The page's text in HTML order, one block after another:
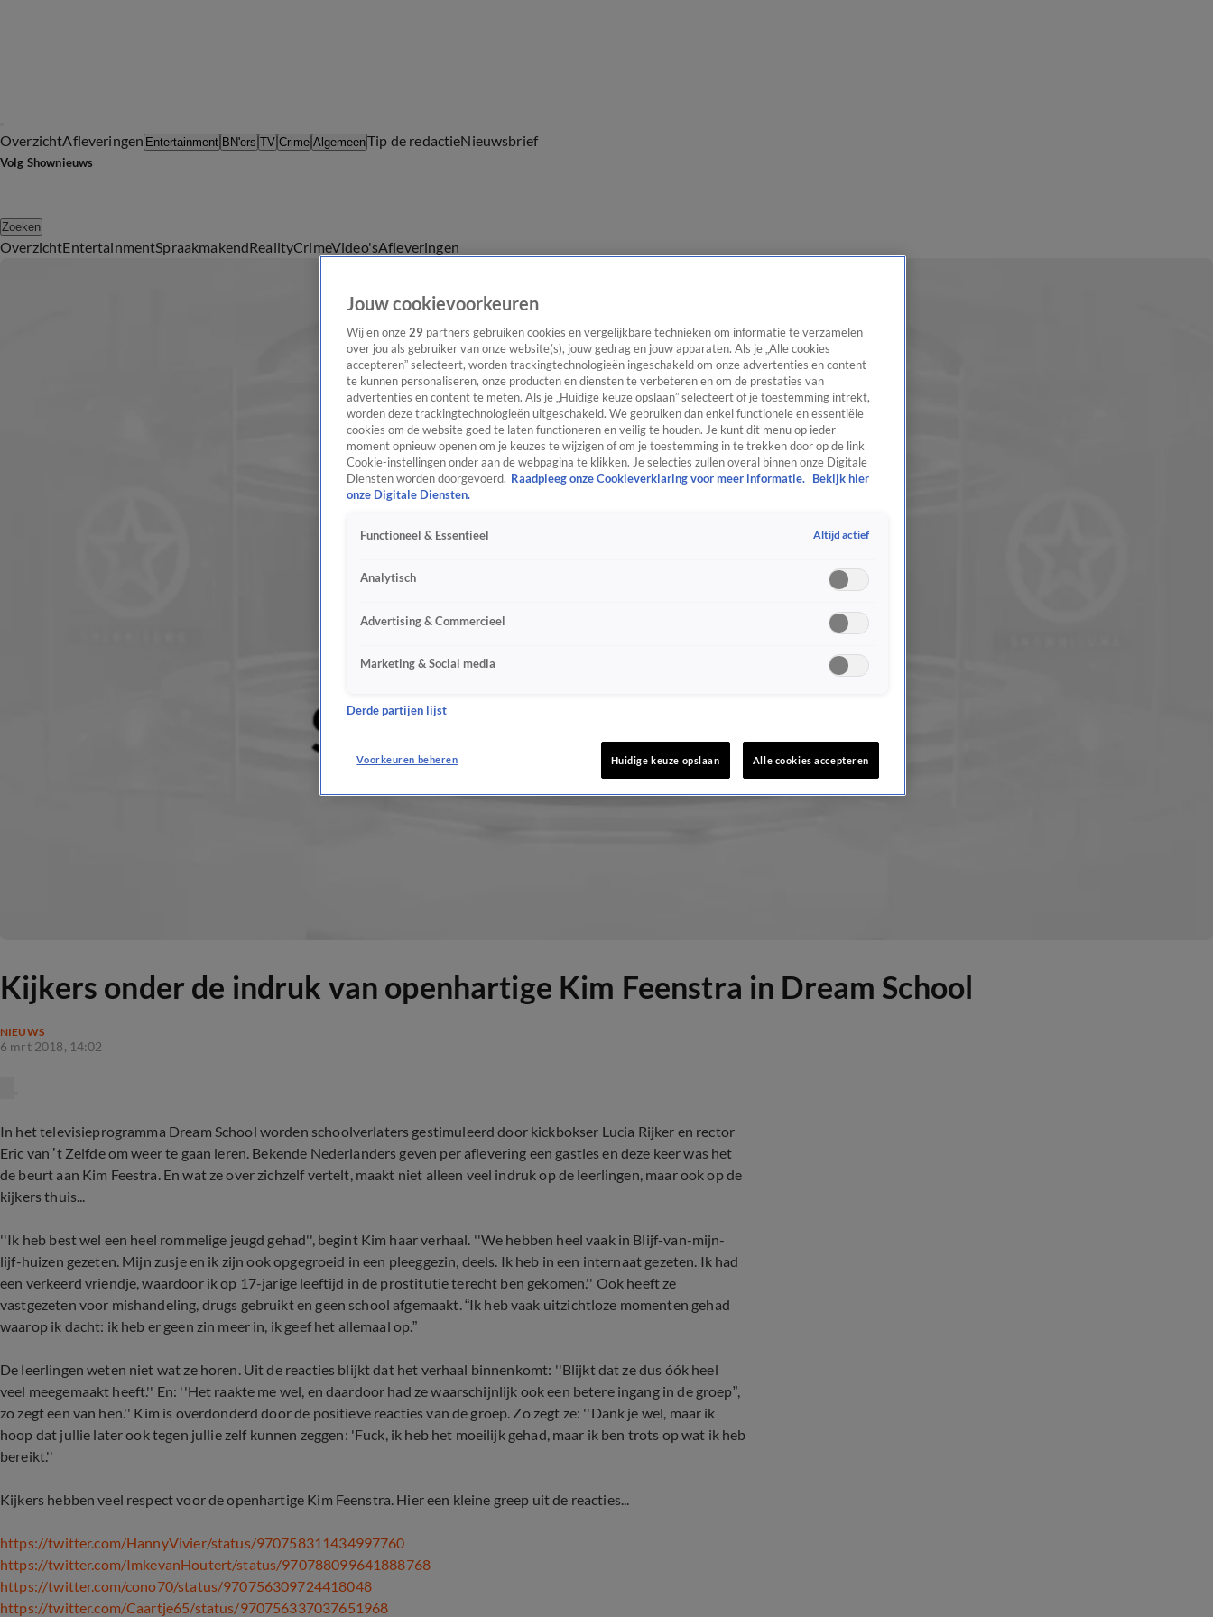
OverzichtAfleveringen Entertainment BN'ers TV Crime AlgemeenTip de redactieNieuwsbrief
Volg Shownieuws
Zoeken
OverzichtEntertainmentSpraakmakendRealityCrimeVideo'sAfleveringen
Kijkers onder de indruk van openhartige Kim Feenstra in Dream School
NIEUWS
6 mrt 2018, 14:02
In het televisieprogramma Dream School worden schoolverlaters gestimuleerd door kickbokser Lucia Rijker en rector
Eric van ’t Zelfde om weer te gaan leren. Bekende Nederlanders geven per aflevering een gastles en deze keer was het
de beurt aan Kim Feestra. En wat ze over zichzelf vertelt, maakt niet alleen veel indruk op de leerlingen, maar ook op de
kijkers thuis...
''Ik heb best wel een heel rommelige jeugd gehad'', begint Kim haar verhaal. ''We hebben heel vaak in Blijf-van-mijn-
lijf-huizen gezeten. Mijn zusje en ik zijn ook opgegroeid in een pleeggezin, deels. Ik heb in een internaat gezeten. Ik had
een verkeerd vriendje, waardoor ik op 17-jarige leeftijd in de prostitutie terecht ben gekomen.'' Ook heeft ze
vastgezeten voor mishandeling, drugs gebruikt en geen school afgemaakt. “Ik heb vaak uitzichtloze momenten gehad
waarop ik dacht: ik heb er geen zin meer in, ik geef het allemaal op.”
De leerlingen weten niet wat ze horen. Uit de reacties blijkt dat het verhaal binnenkomt: ''Blijkt dat ze dus óók heel
veel meegemaakt heeft.'' En: ''Het raakte me wel, en daardoor had ze waarschijnlijk ook een betere ingang in de groep”,
zo zegt een van hen.'' Kim is overdonderd door de positieve reacties van de groep. Zo zegt ze: ''Dank je wel, maar ik
hoop dat jullie later ook tegen jullie zelf kunnen zeggen: 'Fuck, ik heb het moeilijk gehad, maar ik ben trots op wat ik heb
bereikt.''
Kijkers hebben veel respect voor de openhartige Kim Feenstra. Hier een kleine greep uit de reacties...
https://twitter.com/HannyVivier/status/970758311434997760
https://twitter.com/ImkevanHoutert/status/970788099641888768
https://twitter.com/cono70/status/970756309724418048
https://twitter.com/Caartje65/status/970756337037651968
Jouw cookievoorkeuren
Wij en onze 29 partners gebruiken cookies en vergelijkbare technieken om informatie te verzamelen
over jou als gebruiker van onze website(s), jouw gedrag en jouw apparaten. Als je „Alle cookies
accepteren” selecteert, worden trackingtechnologieën ingeschakeld om onze advertenties en content
te kunnen personaliseren, onze producten en diensten te verbeteren en om de prestaties van
advertenties en content te meten. Als je „Huidige keuze opslaan” selecteert of je toestemming intrekt,
worden deze trackingtechnologieën uitgeschakeld. We gebruiken dan enkel functionele en essentiële
cookies om de website goed te laten functioneren en veilig te houden. Je kunt dit menu op ieder
moment opnieuw openen om je keuzes te wijzigen of om je toestemming in te trekken door op de link
Cookie-instellingen onder aan de webpagina te klikken. Je selecties zullen overal binnen onze Digitale
Diensten worden doorgevoerd. Raadpleeg onze Cookieverklaring voor meer informatie. Bekijk hier
onze Digitale Diensten.
Functioneel & Essentieel Altijd actief
Analytisch
Advertising & Commercieel
Marketing & Social media
Derde partijen lijst
Voorkeuren beheren Huidige keuze opslaan Alle cookies accepteren